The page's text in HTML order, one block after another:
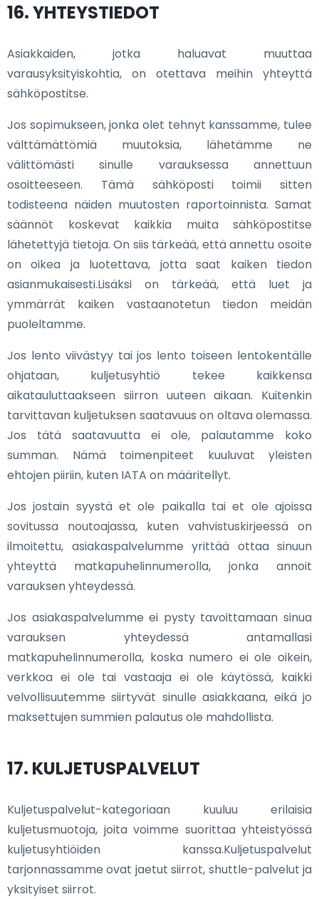
16. YHTEYSTIEDOT
Asiakkaiden, jotka haluavat muuttaa
varausyksityiskohtia, on otettava meihin yhteyttä
sähköpostitse.
Jos sopimukseen, jonka olet tehnyt kanssamme, tulee
välttämättömiä muutoksia, lähetämme ne
välittömästi sinulle varauksessa annettuun
osoitteeseen. Tämä sähköposti toimii sitten
todisteena näiden muutosten raportoinnista. Samat
säännöt koskevat kaikkia muita sähköpostitse
lähetettyjä tietoja. On siis tärkeää, että annettu osoite
on oikea ja luotettava, jotta saat kaiken tiedon
asianmukaisesti.Lisäksi on tärkeää, että luet ja
ymmärrät kaiken vastaanotetun tiedon meidän
puoleltamme.
Jos lento viivästyy tai jos lento toiseen lentokentälle
ohjataan, kuljetusyhtiö tekee kaikkensa
aikatauluttaakseen siirron uuteen aikaan. Kuitenkin
tarvittavan kuljetuksen saatavuus on oltava olemassa.
Jos tätä saatavuutta ei ole, palautamme koko
summan. Nämä toimenpiteet kuuluvat yleisten
ehtojen piiriin, kuten IATA on määritellyt.
Jos jostain syystä et ole paikalla tai et ole ajoissa
sovitussa noutoajassa, kuten vahvistuskirjeessä on
ilmoitettu, asiakaspalvelumme yrittää ottaa sinuun
yhteyttä matkapuhelinnumerolla, jonka annoit
varauksen yhteydessä.
Jos asiakaspalvelumme ei pysty tavoittamaan sinua
varauksen yhteydessä antamallasi
matkapuhelinnumerolla, koska numero ei ole oikein,
verkkoa ei ole tai vastaaja ei ole käytössä, kaikki
velvollisuutemme siirtyvät sinulle asiakkaana, eikä jo
maksettujen summien palautus ole mahdollista.
17. KULJETUSPALVELUT
Kuljetuspalvelut-kategoriaan kuuluu erilaisia
kuljetusmuotoja, joita voimme suorittaa yhteistyössä
kuljetusyhtiöiden kanssa.Kuljetuspalvelut
tarjonnassamme ovat jaetut siirrot, shuttle-palvelut ja
yksityiset siirrot.